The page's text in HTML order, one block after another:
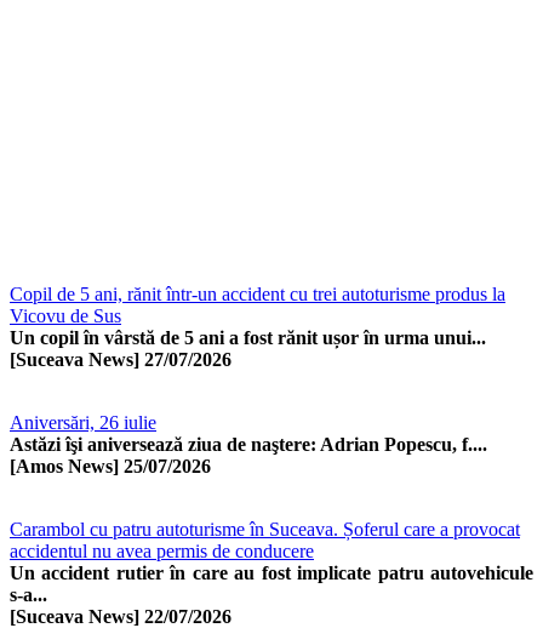
Copil de 5 ani, rănit într-un accident cu trei autoturisme produs la
Vicovu de Sus
Un copil în vârstă de 5 ani a fost rănit ușor în urma unui...
[Suceava News] 27/07/2026
Aniversări, 26 iulie
Astăzi îşi aniversează ziua de naştere: Adrian Popescu, f....
[Amos News] 25/07/2026
Carambol cu patru autoturisme în Suceava. Șoferul care a provocat
accidentul nu avea permis de conducere
Un accident rutier în care au fost implicate patru autovehicule
s-a...
[Suceava News] 22/07/2026